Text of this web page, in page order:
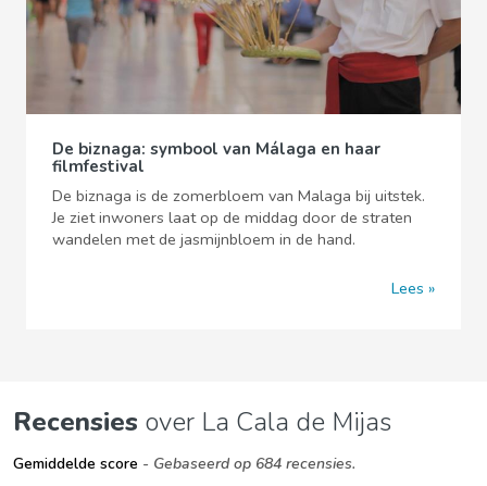
De biznaga: symbool van Málaga en haar
filmfestival
De biznaga is de zomerbloem van Malaga bij uitstek.
Je ziet inwoners laat op de middag door de straten
wandelen met de jasmijnbloem in de hand.
Lees
Recensies over La Cala de Mijas
Gemiddelde score - Gebaseerd op 684 recensies.